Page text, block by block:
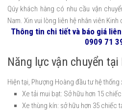
Qúy khách hàng có nhu cầu vận
Nam. Xin vui lòng liên hệ nhân viên
Thông tin chi tiết và báo giá
0909 71
Năng lực vận chuyển
Hiện tại, Phượng Hoàng đầu tư hệ thống
Xe tải mui bạt: Sở hữu hơn 15
Xe thùng kín: sở hữu hơn 35 chiếc